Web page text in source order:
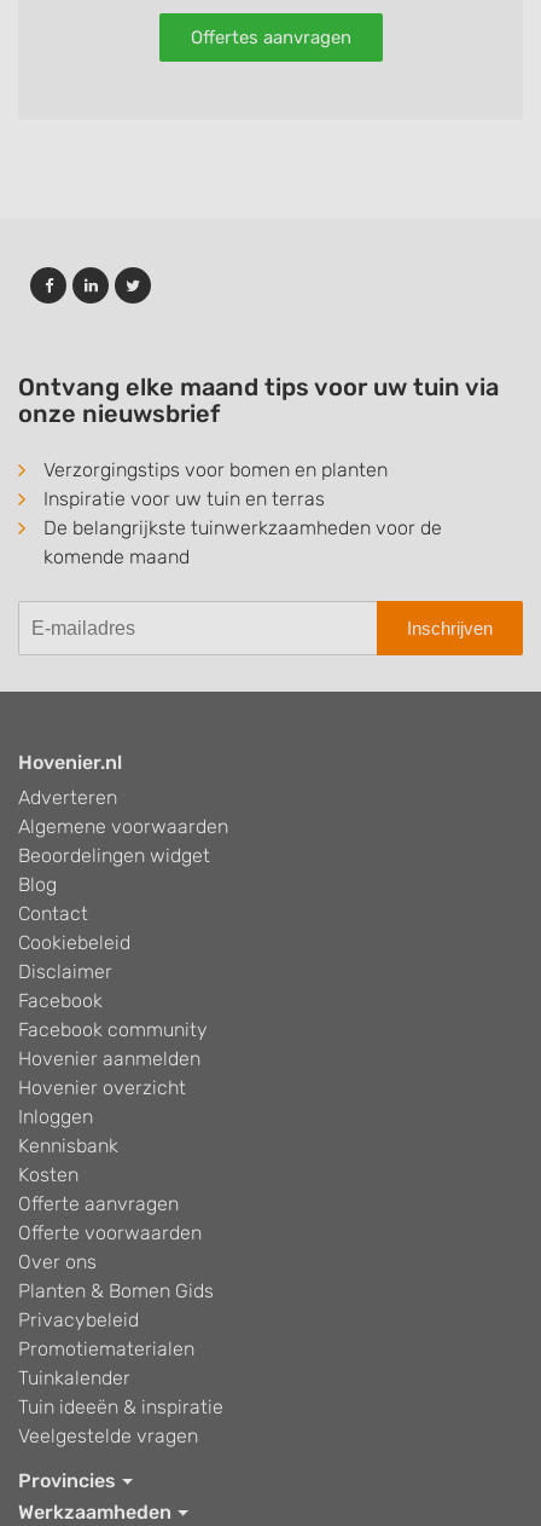
Offertes aanvragen
Ontvang elke maand tips voor uw tuin via
onze nieuwsbrief
Verzorgingstips voor bomen en planten
Inspiratie voor uw tuin en terras
De belangrijkste tuinwerkzaamheden voor de
komende maand
Inschrijven
Hovenier.nl
Adverteren
Algemene voorwaarden
Beoordelingen widget
Blog
Contact
Cookiebeleid
Disclaimer
Facebook
Facebook community
Hovenier aanmelden
Hovenier overzicht
Inloggen
Kennisbank
Kosten
Offerte aanvragen
Offerte voorwaarden
Over ons
Planten & Bomen Gids
Privacybeleid
Promotiematerialen
Tuinkalender
Tuin ideeën & inspiratie
Veelgestelde vragen
Provincies
Werkzaamheden